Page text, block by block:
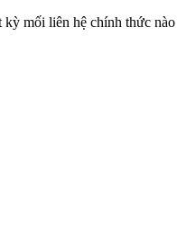
mối liên hệ chính thức